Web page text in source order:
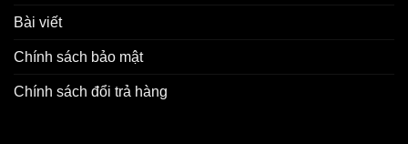
Bài viết
Chính sách bảo mật
Chính sách đổi trả hàng